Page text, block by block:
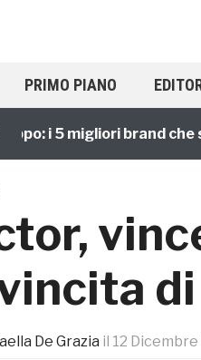
PRIMO PIANO
i 5 migliori brand che
di
De Grazia il 12 Dicembre